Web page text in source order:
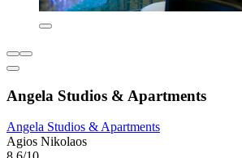
Angela Studios & Apartments
Angela Studios & Apartments
Agios Nikolaos